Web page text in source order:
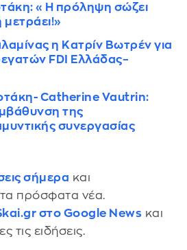
«Η πρόληψη σώζει
η Κατρίν Βωτρέν για
FDI Ελλάδας–
Catherine Vautrin:
της
συνεργασίας
σήμερα και
τα πρόσφατα νέα.
στο Google News και
τις ειδήσεις.